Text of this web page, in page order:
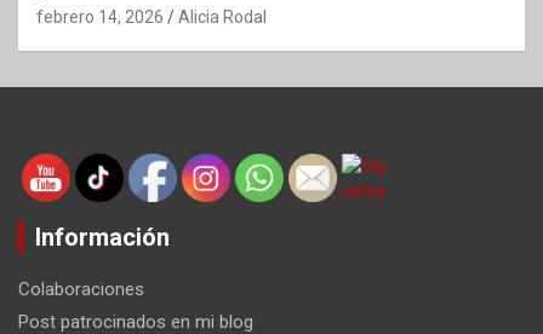
febrero 14, 2026 Alicia Rodal
Información
Colaboraciones
Post patrocinados en mi blog